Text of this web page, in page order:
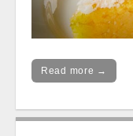
Read more →